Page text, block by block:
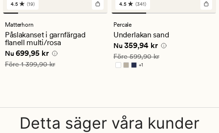
19
omdömen
med
ett
genomsnittligt
betyg
på
4.5
4.5 (19)
Matterhorn
Påslakanset i garnfärgad
flanell multi/rosa
Nuvarande pris
Nu 699,95 kr
Ordinarie pris 1 399,90 kr
Före1 399,90 kr
341
omdömen
med
ett
genomsnittligt
betyg
på
4.5
4.5 (341)
Percale
Underlakan sand
Nuvarande pris
Nu 359,94 kr
Ordinarie pris 599,90 kr
Före599,90 kr
+1
Finns i fler färger
Detta säger våra kunder